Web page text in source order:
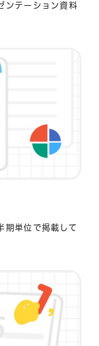
ンテーション資料
期単位で掲載して